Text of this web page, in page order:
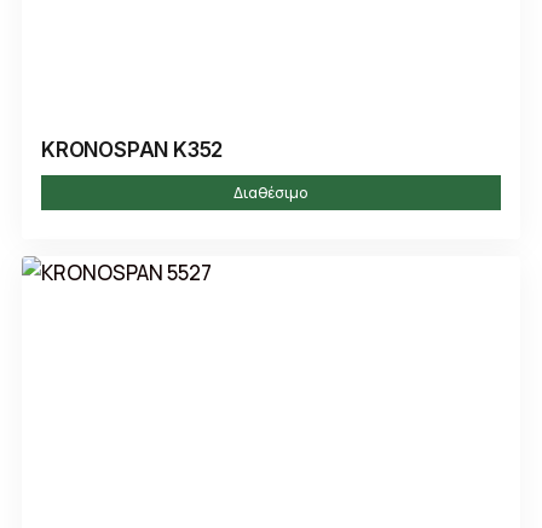
KRONOSPAN K352
Διαθέσιμο